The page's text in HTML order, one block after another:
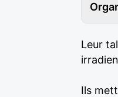
Leur
Ils